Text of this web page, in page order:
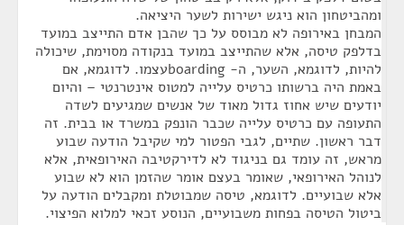
ומהביטחון הוא ניגש ישירות לשער היציאה.
המבחן באירופה לא מבוסס על כך שהבן אדם התייצב במועד
בדלפק טיסה, אלא שהתייצב במועד בנקודה מסוימת, שיכולה
להיות, לדוגמא, השער, ה- boardingעצמו. לדוגמא, אם
באמת היה ברשותו כרטיס עלייה למטוס אינטרנטי – והיום
יודעים שיש אחוז גדול מאוד של אנשים שמגיעים לשדה
התעופה עם כרטיס עלייה שכבר הונפק במשרד או בבית. זה
דבר ראשון. שתיים, לגבי הפטור למי שקיבל הודעה שבוע
מראש, זה עומד גם בניגוד לא לדירקטיבה האירופאית, אלא
לנוהל האירופאי, שאומר בעצם אומר שהזמן הוא לא שבוע
אלא שבועיים. לדוגמא, טיסה שמבוטלת ומקבלים הודעה על
ביטול הטיסה בפחות משבועיים, הנוסע זכאי למלוא הפיצוי.